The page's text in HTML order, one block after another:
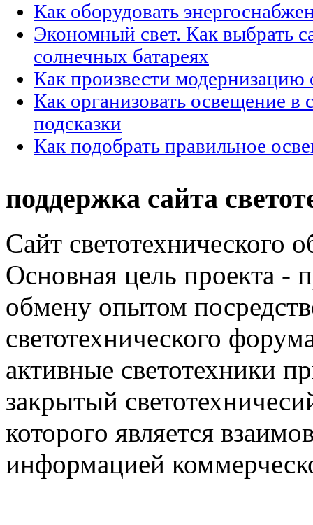
Как оборудовать
Экономный свет. Как выбрать
солнечных батареях
Как произвести модернизацию
Как организовать освещение в
подсказки
Как подобрать правильное
поддержка сайта
Сайт светотехнического
Основная цель проекта -
обмену опытом
светотехнического
активные светотехники
закрытый
которого является
информацией